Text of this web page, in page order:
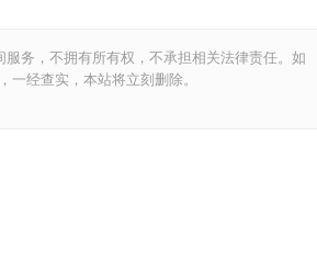
务，不拥有所有权，不承担相关法律责任。如
经查实，本站将立刻删除。